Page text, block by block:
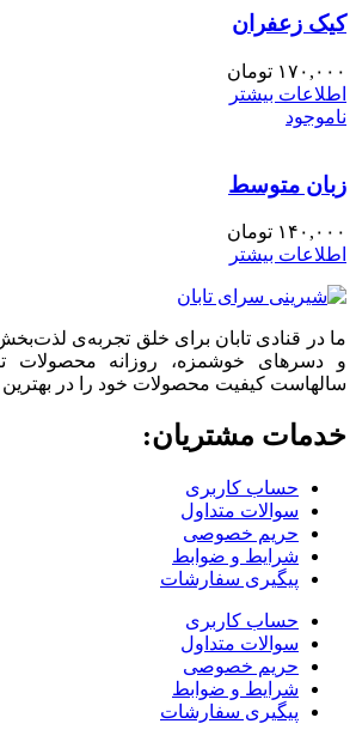
کیک زعفران
۱۷۰,۰۰۰ تومان
اطلاعات بیشتر
ناموجود
زبان متوسط
۱۴۰,۰۰۰ تومان
اطلاعات بیشتر
ما در قنادی تابان برای خلق تجربه‌ی
و دسرهای خوشمزه، روزانه محصولات
سالهاست کیفیت محصولات خود را در بهترین
خدمات مشتریان:
حساب کاربری
سوالات متداول
حریم خصوصی
شرایط و ضوابط
پیگیری سفارشات
حساب کاربری
سوالات متداول
حریم خصوصی
شرایط و ضوابط
پیگیری سفارشات